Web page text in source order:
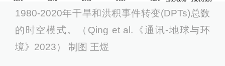
1980-2020年干旱和洪积事件转变(DPTs)总数
的时空模式。（Qing et al.《通讯-地球与环
境》2023） 制图 王煜